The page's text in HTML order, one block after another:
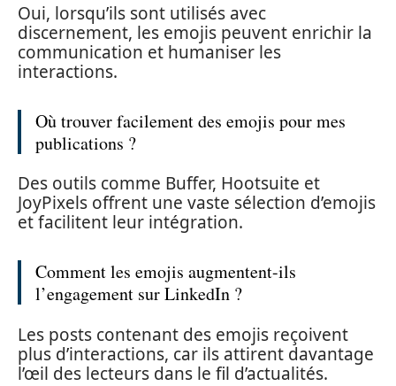
Oui, lorsqu’ils sont utilisés avec
discernement, les emojis peuvent enrichir la
communication et humaniser les
interactions.
Où trouver facilement des emojis pour mes
publications ?
Des outils comme Buffer, Hootsuite et
JoyPixels offrent une vaste sélection d’emojis
et facilitent leur intégration.
Comment les emojis augmentent-ils
l’engagement sur LinkedIn ?
Les posts contenant des emojis reçoivent
plus d’interactions, car ils attirent davantage
l’œil des lecteurs dans le fil d’actualités.